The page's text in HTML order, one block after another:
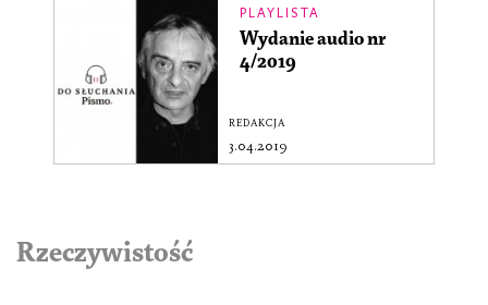
PLAYLISTA
Wydanie audio nr
4/2019
REDAKCJA
3.04.2019
Rzeczywistość